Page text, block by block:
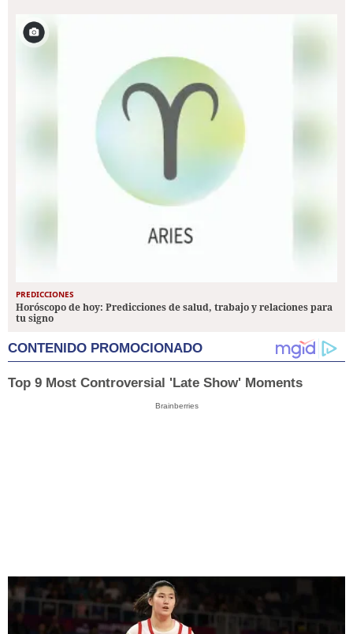
PREDICCIONES
Horóscopo de hoy: Predicciones de salud, trabajo y relaciones para
tu signo
CONTENIDO PROMOCIONADO
Top 9 Most Controversial 'Late Show' Moments
Brainberries